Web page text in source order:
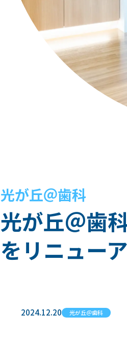
光が丘＠歯科
光が丘＠歯
をリニュー
2024.12.20 光が丘＠歯科